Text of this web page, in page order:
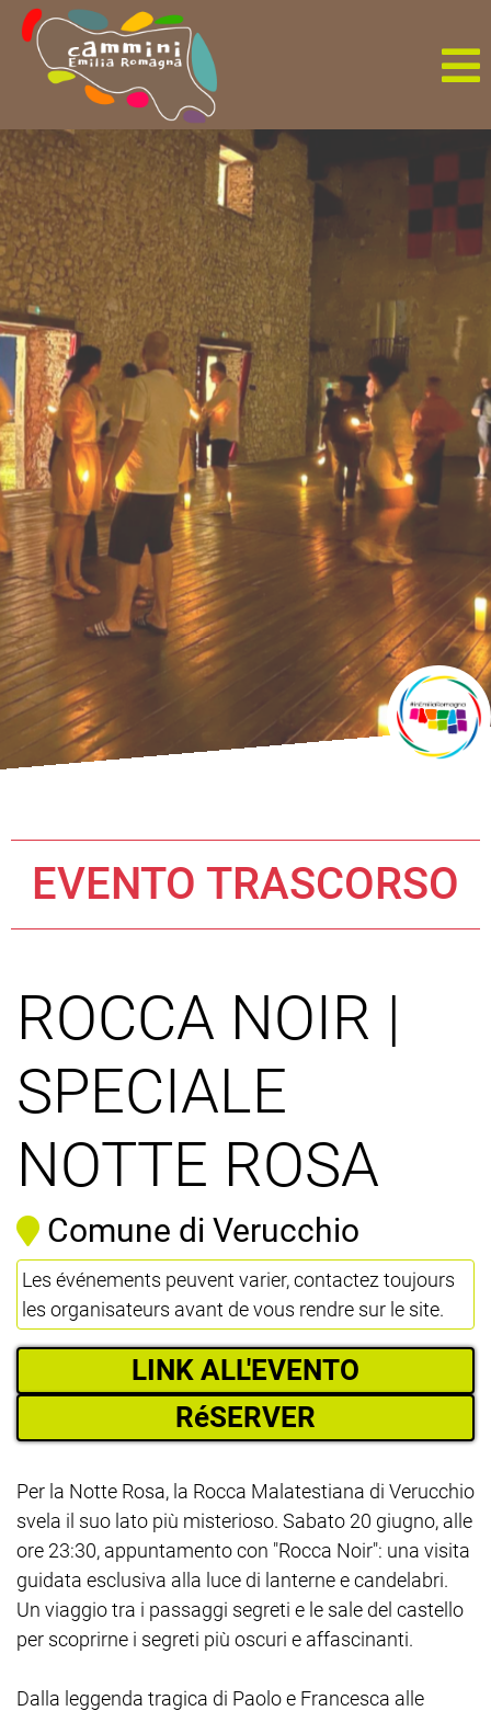
EVENTO TRASCORSO
ROCCA NOIR |
SPECIALE
NOTTE ROSA
Comune di Verucchio
Les événements peuvent varier, contactez toujours
les organisateurs avant de vous rendre sur le site.
LINK ALL'EVENTO
RéSERVER
Per la Notte Rosa, la Rocca Malatestiana di Verucchio
svela il suo lato più misterioso. Sabato 20 giugno, alle
ore 23:30, appuntamento con "Rocca Noir": una visita
guidata esclusiva alla luce di lanterne e candelabri.
Un viaggio tra i passaggi segreti e le sale del castello
per scoprirne i segreti più oscuri e affascinanti.
Dalla leggenda tragica di Paolo e Francesca alle